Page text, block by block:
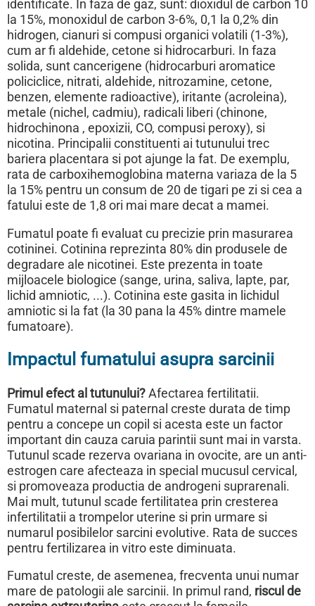
identificate. In faza de gaz, sunt: dioxidul de carbon 10
la 15%, monoxidul de carbon 3-6%, 0,1 la 0,2% din
hidrogen, cianuri si compusi organici volatili (1-3%),
cum ar fi aldehide, cetone si hidrocarburi. In faza
solida, sunt cancerigene (hidrocarburi aromatice
policiclice, nitrati, aldehide, nitrozamine, cetone,
benzen, elemente radioactive), iritante (acroleina),
metale (nichel, cadmiu), radicali liberi (chinone,
hidrochinona , epoxizii, CO, compusi peroxy), si
nicotina. Principalii constituenti ai tutunului trec
bariera placentara si pot ajunge la fat. De exemplu,
rata de carboxihemoglobina materna variaza de la 5
la 15% pentru un consum de 20 de tigari pe zi si cea a
fatului este de 1,8 ori mai mare decat a mamei.
Fumatul poate fi evaluat cu precizie prin masurarea
cotininei. Cotinina reprezinta 80% din produsele de
degradare ale nicotinei. Este prezenta in toate
mijloacele biologice (sange, urina, saliva, lapte, par,
lichid amniotic, ...). Cotinina este gasita in lichidul
amniotic si la fat (la 30 pana la 45% dintre mamele
fumatoare).
Impactul fumatului asupra sarcinii
Primul efect al tutunului? Afectarea fertilitatii.
Fumatul maternal si paternal creste durata de timp
pentru a concepe un copil si acesta este un factor
important din cauza caruia parintii sunt mai in varsta.
Tutunul scade rezerva ovariana in ovocite, are un anti-
estrogen care afecteaza in special mucusul cervical,
si promoveaza productia de androgeni suprarenali.
Mai mult, tutunul scade fertilitatea prin cresterea
infertilitatii a trompelor uterine si prin urmare si
numarul posibilelor sarcini evolutive. Rata de succes
pentru fertilizarea in vitro este diminuata.
Fumatul creste, de asemenea, frecventa unui numar
mare de patologii ale sarcinii. In primul rand, riscul de